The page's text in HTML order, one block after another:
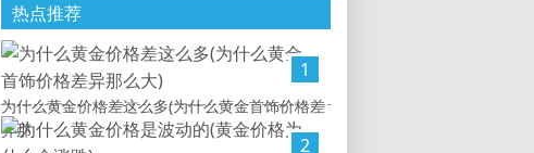
热点推荐
1
为什么黄金价格差这么多(为什么黄金首饰价格差
异那
2